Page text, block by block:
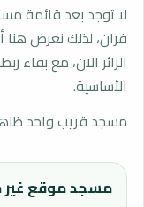
لا توجد بعد قائمة
فران، لذلك نعرض
الزائر الآن، مع بقاء
الأساسية.
مسجد قريب واحد
مسجد موقع غير